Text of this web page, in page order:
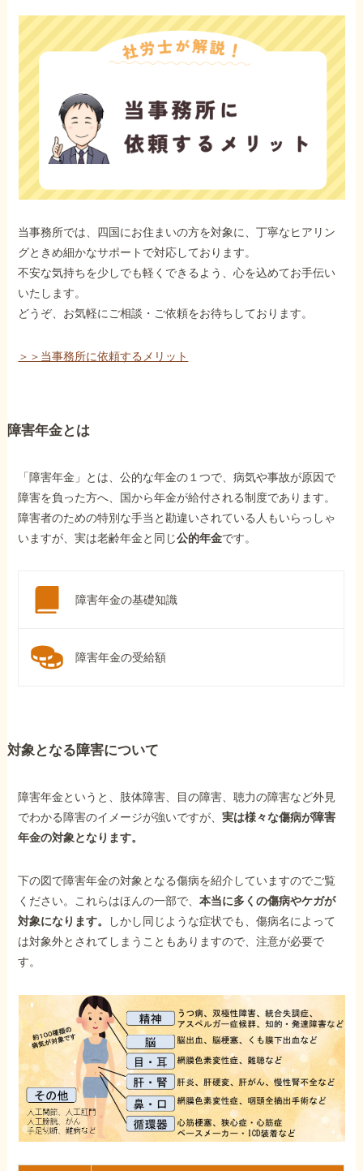
当事務所では、四国にお住まいの方を対象に、丁寧なヒアリン
グときめ細かなサポートで対応しております。
不安な気持ちを少しでも軽くできるよう、心を込めてお手伝い
いたします。
どうぞ、お気軽にご相談・ご依頼をお待ちしております。
＞＞当事務所に依頼するメリット
障害年金とは
「障害年金」とは、公的な年金の１つで、病気や事故が原因で
障害を負った方へ、国から年金が給付される制度であります。
障害者のための特別な手当と勘違いされている人もいらっしゃ
いますが、実は老齢年金と同じ公的年金です。
障害年金の基礎知識
障害年金の受給額
対象となる障害について
障害年金というと、肢体障害、目の障害、聴力の障害など外見
でわかる障害のイメージが強いですが、実は様々な傷病が障害
年金の対象となります。
下の図で障害年金の対象となる傷病を紹介していますのでご覧
ください。これらはほんの一部で、本当に多くの傷病やケガが
対象になります。
しかし同じような症状でも、傷病名によって
は対象外とされてしまうこともありますので、注意が必要で
す。